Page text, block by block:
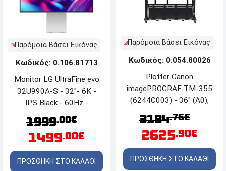
Παρόμοια Βάσει Εικόνας
Κωδικός: 0.106.81713
Monitor LG UltraFine evo
32U990A-S - 32"- 6K -
IPS Black - 60Hz -
Thunderbolt 5 - Speakers -
Adjustable
1999.00€
1499.00€
ΠΡΟΣΘΗΚΗ ΣΤΟ ΚΑΛΑΘΙ
Παρόμοια Βάσει Εικόνας
Κωδικός: 0.054.80026
Plotter Canon
imagePROGRAF TM-355
(6244C003) - 36" (Α0),
USB, Ethernet, WiFi
3184.76€
2625.90€
ΠΡΟΣΘΗΚΗ ΣΤΟ ΚΑΛΑΘΙ